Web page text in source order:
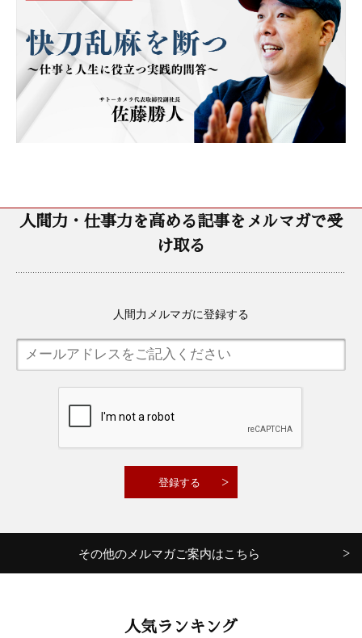
人間力・仕事力を高める記事をメルマガで受
け取る
人間力メルマガに登録する
その他のメルマガご案内はこちら
人気ランキング